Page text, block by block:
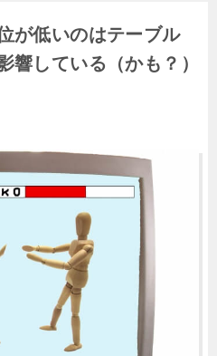
が低いのはテーブル
響している（かも？）